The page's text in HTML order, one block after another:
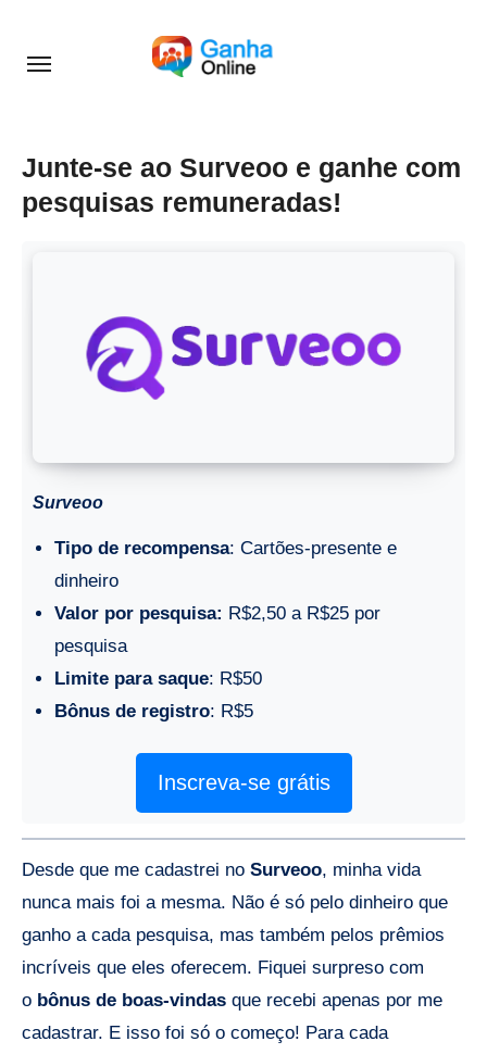
content
Junte-se ao Surveoo e ganhe com
pesquisas remuneradas!
Surveoo
Tipo de recompensa: Cartões-presente e
dinheiro
Valor por pesquisa: R$2,50 a R$25 por
pesquisa
Limite para saque: R$50
Bônus de registro: R$5
Inscreva-se grátis
Desde que me cadastrei no Surveoo, minha vida
nunca mais foi a mesma. Não é só pelo dinheiro que
ganho a cada pesquisa, mas também pelos prêmios
incríveis que eles oferecem. Fiquei surpreso com
o bônus de boas-vindas que recebi apenas por me
cadastrar. E isso foi só o começo! Para cada